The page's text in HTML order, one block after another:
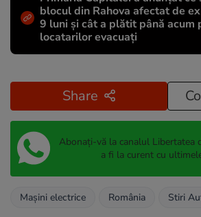
blocul din Rahova afectat de
9 luni și cât a plătit până acum
locatarilor evacuați
Share
Abonați-vă la canalul Libertatea
a fi la curent cu
Mașini electrice România Stiri